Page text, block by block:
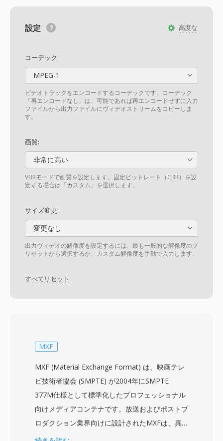
高度な
設定
コーデック:
MPEG-1
ビデオトラックをエンコードするコーデックです。コーデック
「再エンコードなし」は、可能であれば再エンコードせずに入力
ファイルから出力ファイルにヴィデオストリームをコピーしま
す。
画質:
非常に高い
VBRモードで画質を設定します。固定ビットレート（CBR）を設
定する場合は「カスタム」を選択します。
サイズ変更:
変更なし
出力ヴィデオの解像度を設定するには、最も一般的な解像度のプ
リセットから選択するか、カスタム解像度を手動で入力します。
すべてリセット
MXF
MXF (Material Exchange Format) は、映画テレ
ビ技術者協会 (SMPTE) が2004年にSMPTE
377M仕様として標準化したプロフェッショナル
向けメディアコンテナです。放送およびポストプ
ロダクション業界向けに設計されたMXFは、異
なる制作システムやプラットフォーム間で映像、